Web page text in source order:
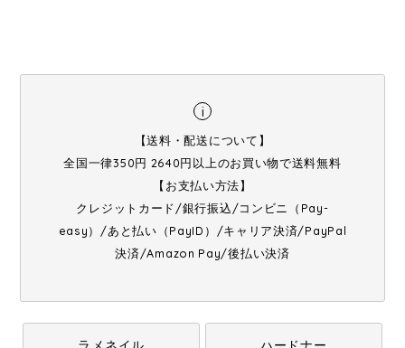
i
【送料・配送について】
全国一律350円 2640円以上のお買い物で送料無料
【お支払い方法】
クレジットカード/銀行振込/コンビニ（Pay-
easy）/あと払い（PayID）/キャリア決済/PayPal
決済/Amazon Pay/後払い決済